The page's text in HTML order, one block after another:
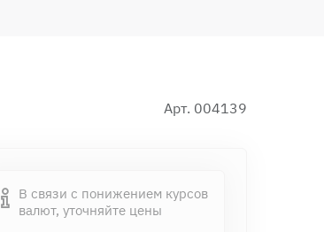
Арт. 004139
В связи с понижением курсов
валют, уточняйте цены